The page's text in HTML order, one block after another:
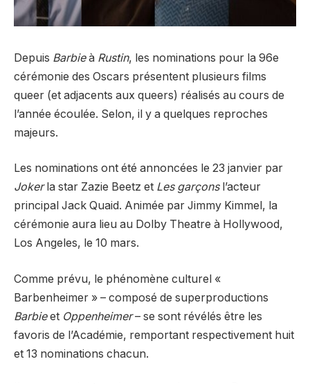
Depuis Barbieà Rustin, les nominations pour la 96e
cérémonie des Oscars présentent plusieurs films
queer (et adjacents aux queers) réalisés au cours de
l’année écoulée. Selon, il y a quelques reproches
majeurs.
Les nominations ont été annoncées le 23 janvier par
Jokerla star Zazie Beetz et Les garçonsl’acteur
principal Jack Quaid. Animée par Jimmy Kimmel, la
cérémonie aura lieu au Dolby Theatre à Hollywood,
Los Angeles, le 10 mars.
Comme prévu, le phénomène culturel «
Barbenheimer » – composé de superproductions
Barbieet Oppenheimer– se sont révélés être les
favoris de l’Académie, remportant respectivement huit
et 13 nominations chacun.